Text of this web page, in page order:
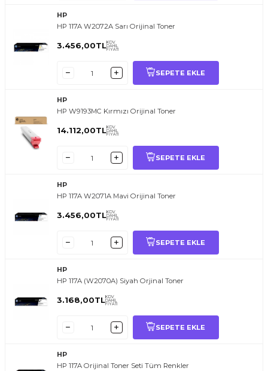
HP
HP 117A W2072A Sarı Orijinal Toner
3.456,00TLKDV
DAHİL
FİYATI
SEPETE EKLE
HP
HP W9193MC Kırmızı Orijinal Toner
14.112,00TLKDV
DAHİL
FİYATI
SEPETE EKLE
HP
HP 117A W2071A Mavi Orijinal Toner
3.456,00TLKDV
DAHİL
FİYATI
SEPETE EKLE
HP
HP 117A (W2070A) Siyah Orjinal Toner
3.168,00TLKDV
DAHİL
FİYATI
SEPETE EKLE
HP
HP 117A Orijinal Toner Seti Tüm Renkler